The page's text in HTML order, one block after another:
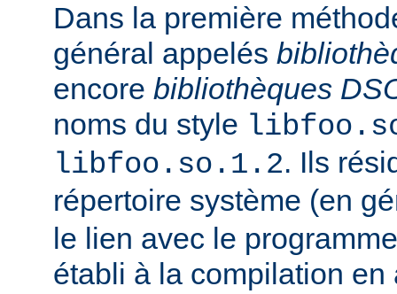
Dans la première
général appelés
encore bibliothèques
noms du style
libfoo.so.1.2. Ils
répertoire système (en
le lien avec le
établi à la compilation